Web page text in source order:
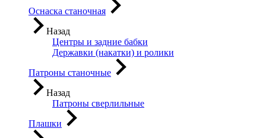
Оснаска станочная
Назад
Центры и задние бабки
Державки (накатки) и ролики
Патроны станочные
Назад
Патроны сверлильные
Плашки